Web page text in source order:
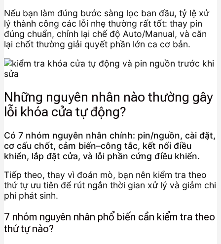
Nếu bạn làm đúng bước sàng lọc ban đầu, tỷ lệ xử
lý thành công các lỗi nhẹ thường rất tốt: thay pin
đúng chuẩn, chỉnh lại chế độ Auto/Manual, và căn
lại chốt thường giải quyết phần lớn ca cơ bản.
Những nguyên nhân nào thường gây
lỗi khóa cửa tự động?
Có 7 nhóm nguyên nhân chính: pin/nguồn, cài đặt,
cơ cấu chốt, cảm biến–công tắc, kết nối điều
khiển, lắp đặt cửa, và lỗi phần cứng điều khiển.
Tiếp theo, thay vì đoán mò, bạn nên kiểm tra theo
thứ tự ưu tiên để rút ngắn thời gian xử lý và giảm chi
phí phát sinh.
7 nhóm nguyên nhân phổ biến cần kiểm tra theo
thứ tự nào?